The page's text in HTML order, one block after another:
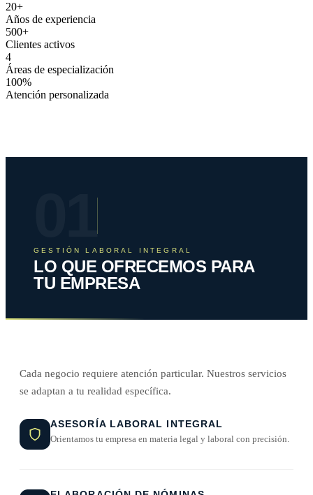
20+
Años de experiencia
500+
Clientes activos
4
Áreas de especialización
100%
Atención personalizada
GESTIÓN LABORAL INTEGRAL
LO QUE OFRECEMOS PARA
TU EMPRESA
Cada negocio requiere atención particular. Nuestros servicios
se adaptan a tu realidad específica.
ASESORÍA LABORAL INTEGRAL
Orientamos tu empresa en materia legal y laboral con precisión.